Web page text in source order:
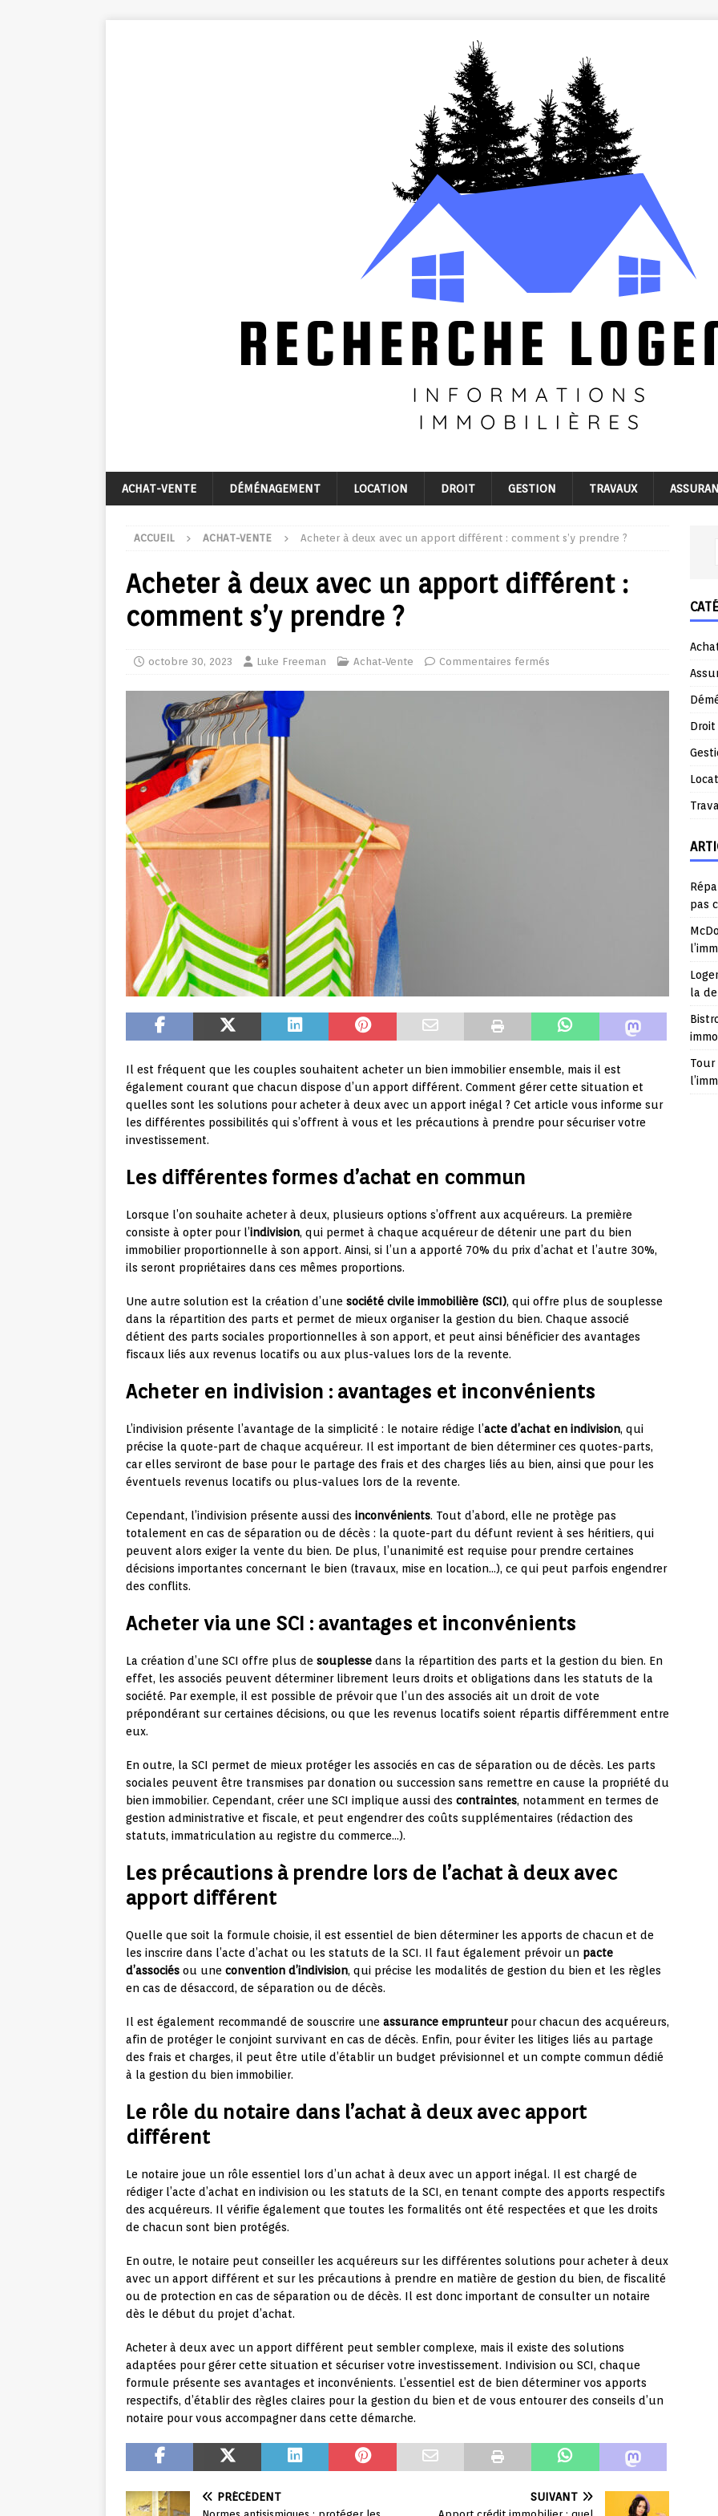
ACHAT-VENTE DÉMÉNAGEMENT LOCATION DROIT GESTION TRAVAUX
ACCUEIL ACHAT-VENTE Acheter à deux avec un apport différent : comment s’y prendre ?
Acheter à deux avec un apport différent :
comment s’y prendre ?
octobre 30, 2023 Luke Freeman Achat-Vente Commentaires fermés
Il est fréquent que les couples souhaitent acheter un bien immobilier ensemble, mais il est
également courant que chacun dispose d’un apport différent. Comment gérer cette situation et
quelles sont les solutions pour acheter à deux avec un apport inégal ? Cet article vous informe sur
les différentes possibilités qui s’offrent à vous et les précautions à prendre pour sécuriser votre
investissement.
Les différentes formes d’achat en commun
Lorsque l’on souhaite acheter à deux, plusieurs options s’offrent aux acquéreurs. La première
consiste à opter pour l’indivision, qui permet à chaque acquéreur de détenir une part du bien
immobilier proportionnelle à son apport. Ainsi, si l’un a apporté 70% du prix d’achat et l’autre 30%,
ils seront propriétaires dans ces mêmes proportions.
Une autre solution est la création d’une société civile immobilière (SCI), qui offre plus de souplesse
dans la répartition des parts et permet de mieux organiser la gestion du bien. Chaque associé
détient des parts sociales proportionnelles à son apport, et peut ainsi bénéficier des avantages
fiscaux liés aux revenus locatifs ou aux plus-values lors de la revente.
Acheter en indivision : avantages et inconvénients
L’indivision présente l’avantage de la simplicité : le notaire rédige l’acte d’achat en indivision, qui
précise la quote-part de chaque acquéreur. Il est important de bien déterminer ces quotes-parts,
car elles serviront de base pour le partage des frais et des charges liés au bien, ainsi que pour les
éventuels revenus locatifs ou plus-values lors de la revente.
Cependant, l’indivision présente aussi des inconvénients. Tout d’abord, elle ne protège pas
totalement en cas de séparation ou de décès : la quote-part du défunt revient à ses héritiers, qui
peuvent alors exiger la vente du bien. De plus, l’unanimité est requise pour prendre certaines
décisions importantes concernant le bien (travaux, mise en location…), ce qui peut parfois engendrer
des conflits.
Acheter via une SCI : avantages et inconvénients
La création d’une SCI offre plus de souplesse dans la répartition des parts et la gestion du bien. En
effet, les associés peuvent déterminer librement leurs droits et obligations dans les statuts de la
société. Par exemple, il est possible de prévoir que l’un des associés ait un droit de vote
prépondérant sur certaines décisions, ou que les revenus locatifs soient répartis différemment entre
eux.
En outre, la SCI permet de mieux protéger les associés en cas de séparation ou de décès. Les parts
sociales peuvent être transmises par donation ou succession sans remettre en cause la propriété du
bien immobilier. Cependant, créer une SCI implique aussi des contraintes, notamment en termes de
gestion administrative et fiscale, et peut engendrer des coûts supplémentaires (rédaction des
statuts, immatriculation au registre du commerce…).
Les précautions à prendre lors de l’achat à deux avec
apport différent
Quelle que soit la formule choisie, il est essentiel de bien déterminer les apports de chacun et de
les inscrire dans l’acte d’achat ou les statuts de la SCI. Il faut également prévoir un pacte
d’associés ou une convention d’indivision, qui précise les modalités de gestion du bien et les règles
en cas de désaccord, de séparation ou de décès.
Il est également recommandé de souscrire une assurance emprunteurpour chacun des acquéreurs,
afin de protéger le conjoint survivant en cas de décès. Enfin, pour éviter les litiges liés au partage
des frais et charges, il peut être utile d’établir un budget prévisionnel et un compte commun dédié
à la gestion du bien immobilier.
Le rôle du notaire dans l’achat à deux avec apport
différent
Le notaire joue un rôle essentiel lors d’un achat à deux avec un apport inégal. Il est chargé de
rédiger l’acte d’achat en indivision ou les statuts de la SCI, en tenant compte des apports respectifs
des acquéreurs. Il vérifie également que toutes les formalités ont été respectées et que les droits
de chacun sont bien protégés.
En outre, le notaire peut conseiller les acquéreurs sur les différentes solutions pour acheter à deux
avec un apport différent et sur les précautions à prendre en matière de gestion du bien, de fiscalité
ou de protection en cas de séparation ou de décès. Il est donc important de consulter un notaire
dès le début du projet d’achat.
Acheter à deux avec un apport différent peut sembler complexe, mais il existe des solutions
adaptées pour gérer cette situation et sécuriser votre investissement. Indivision ou SCI, chaque
formule présente ses avantages et inconvénients. L’essentiel est de bien déterminer vos apports
respectifs, d’établir des règles claires pour la gestion du bien et de vous entourer des conseils d’un
notaire pour vous accompagner dans cette démarche.
PRÉCÉDENT SUIVANT
Droit
pas
la
Tour